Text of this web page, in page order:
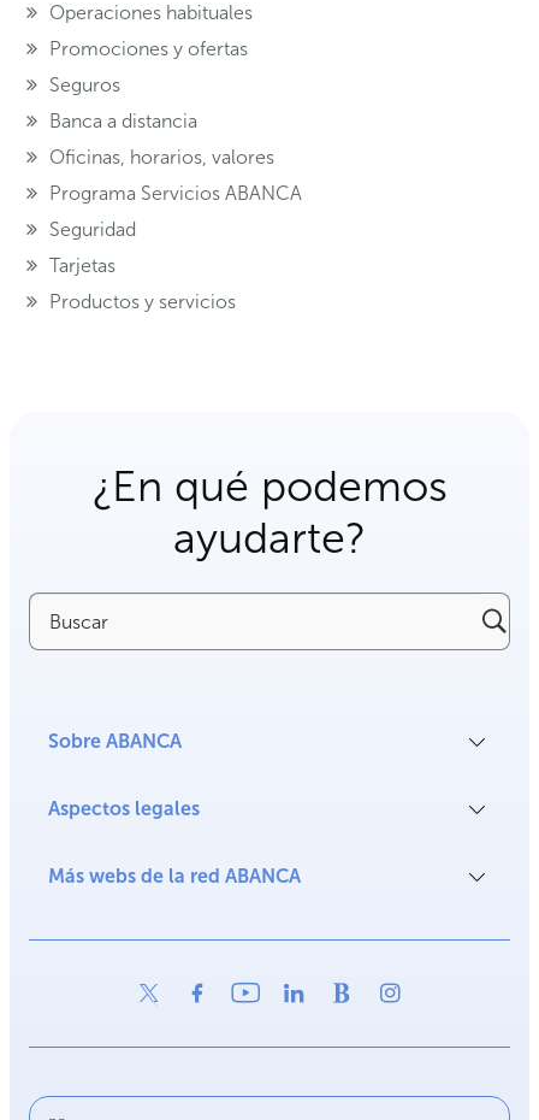
Operaciones habituales
Promociones y ofertas
Seguros
Banca a distancia
Oficinas, horarios, valores
Programa Servicios ABANCA
Seguridad
Tarjetas
Productos y servicios
¿En qué podemos
ayudarte?
Buscar
Sobre ABANCA
Aspectos legales
Más webs de la red ABANCA